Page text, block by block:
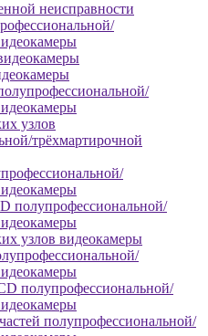
неисправности
узлов
трёхмартирочной
полупрофессиональной/
узлов видеокамеры
полупрофессиональной/
полупрофессиональной/